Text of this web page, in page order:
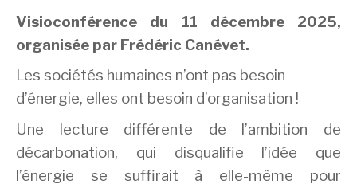
Visioconférence du 11 décembre 2025,
organisée par Frédéric Canévet.
Les sociétés humaines n’ont pas besoin
d’énergie, elles ont besoin d’organisation !
Une lecture différente de l’ambition de
décarbonation, qui disqualifie l’idée que
l’énergie se suffirait à elle-même pour